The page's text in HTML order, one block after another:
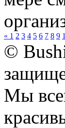
« 1 2 3 4 5 6 7 8 9
©
Мы